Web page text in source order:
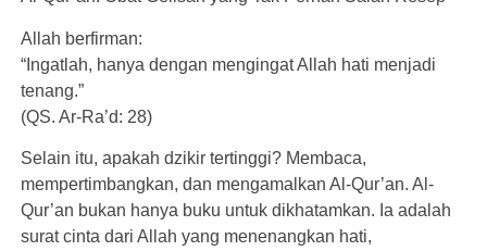
Allah berfirman:
“Ingatlah, hanya dengan mengingat Allah hati menjadi
tenang.”
(QS. Ar-Ra’d: 28)
Selain itu, apakah dzikir tertinggi? Membaca,
mempertimbangkan, dan mengamalkan Al-Qur’an. Al-
Qur’an bukan hanya buku untuk dikhatamkan. Ia adalah
surat cinta dari Allah yang menenangkan hati,